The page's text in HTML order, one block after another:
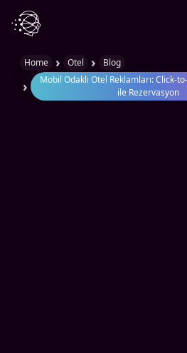
Home › Otel › Blog
›
Mobil Odaklı Otel Reklamları: Click-
ile Rezervasyon